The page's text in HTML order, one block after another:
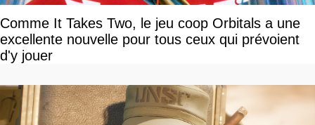
Comme It Takes Two, le jeu coop Orbitals a une
excellente nouvelle pour tous ceux qui prévoient
d'y jouer